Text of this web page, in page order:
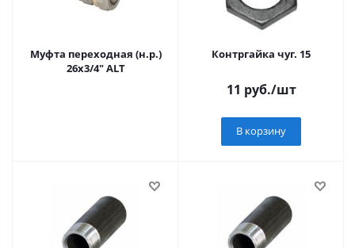
Муфта переходная (н.р.)
26х3/4" ALT
Контргайка чуг. 15
11 руб./шт
В корзину